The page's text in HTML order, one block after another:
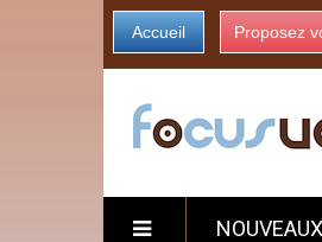
Accueil Proposez
NOUVEAUX